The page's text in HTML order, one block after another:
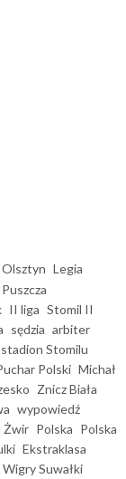
Legia
Puszcza
II liga Stomil II
sędzia arbiter
stadion Stomilu
Polski Michał
Znicz Biała
wypowiedź
Żwir Polska Polska
Ekstraklasa
Wigry Suwałki